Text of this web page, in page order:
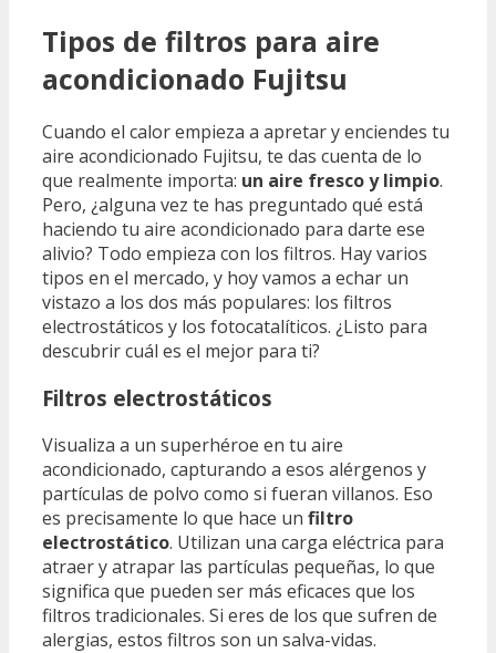
Tipos de filtros para aire
acondicionado Fujitsu
Cuando el calor empieza a apretar y enciendes tu
aire acondicionado Fujitsu, te das cuenta de lo
que realmente importa: un aire fresco y limpio.
Pero, ¿alguna vez te has preguntado qué está
haciendo tu aire acondicionado para darte ese
alivio? Todo empieza con los filtros. Hay varios
tipos en el mercado, y hoy vamos a echar un
vistazo a los dos más populares: los filtros
electrostáticos y los fotocatalíticos. ¿Listo para
descubrir cuál es el mejor para ti?
Filtros electrostáticos
Visualiza a un superhéroe en tu aire
acondicionado, capturando a esos alérgenos y
partículas de polvo como si fueran villanos. Eso
es precisamente lo que hace un filtro
electrostático. Utilizan una carga eléctrica para
atraer y atrapar las partículas pequeñas, lo que
significa que pueden ser más eficaces que los
filtros tradicionales. Si eres de los que sufren de
alergias, estos filtros son un salva-vidas.